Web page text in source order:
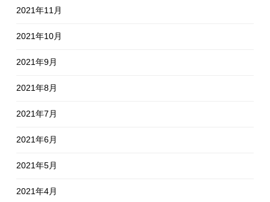
2021年11月
2021年10月
2021年9月
2021年8月
2021年7月
2021年6月
2021年5月
2021年4月